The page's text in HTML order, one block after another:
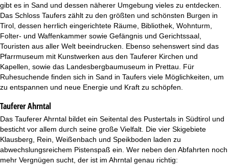
i
t
e
gibt es in Sand und dessen näherer Umgebung vieles zu entdecken.
Das Schloss Taufers zählt zu den größten und schönsten Burgen in
Tirol, dessen herrlich eingerichtete Räume, Bibliothek, Wohnturm,
Folter- und Waffenkammer sowie Gefängnis und Gerichtssaal,
Touristen aus aller Welt beeindrucken. Ebenso sehenswert sind das
Pfarrmuseum mit Kunstwerken aus den Tauferer Kirchen und
Kapellen, sowie das Landesbergbaumuseum in Prettau. Für
Ruhesuchende finden sich in Sand in Taufers viele Möglichkeiten, um
zu entspannen und neue Energie und Kraft zu schöpfen.
Tauferer Ahrntal
Das Tauferer Ahrntal bildet ein Seitental des Pustertals in Südtirol und
besticht vor allem durch seine große Vielfalt. Die vier Skigebiete
Klausberg, Rein, Weißenbach und Speikboden laden zu
abwechslungsreichem Pistenspaß ein. Wer neben den Abfahrten noch
mehr Vergnügen sucht, der ist im Ahrntal genau richtig: